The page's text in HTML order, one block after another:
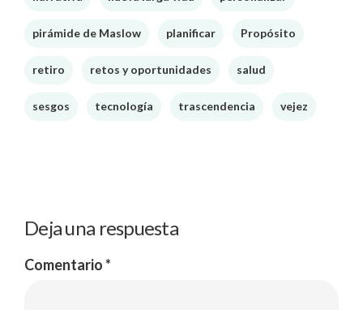
pirámide de Maslow planificar Propósito
retiro retos y oportunidades salud
sesgos tecnología trascendencia vejez
Deja una respuesta
Comentario*